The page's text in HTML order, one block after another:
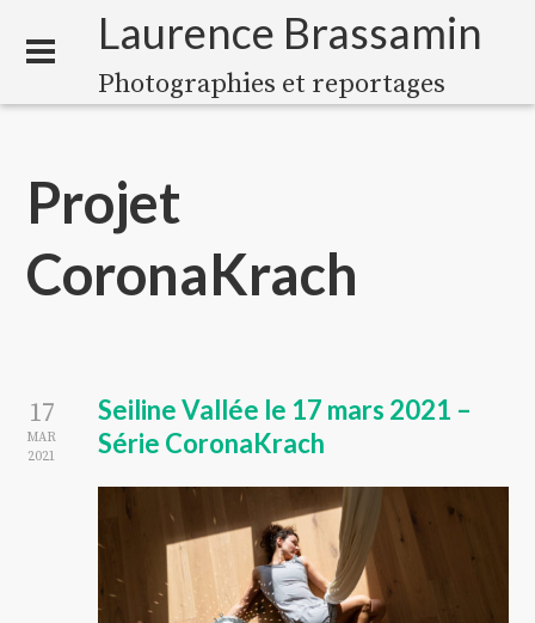
Laurence Brassamin
Photographies et reportages
Projet
CoronaKrach
17
MAR
2021
Seiline Vallée le 17 mars 2021 –
Série CoronaKrach